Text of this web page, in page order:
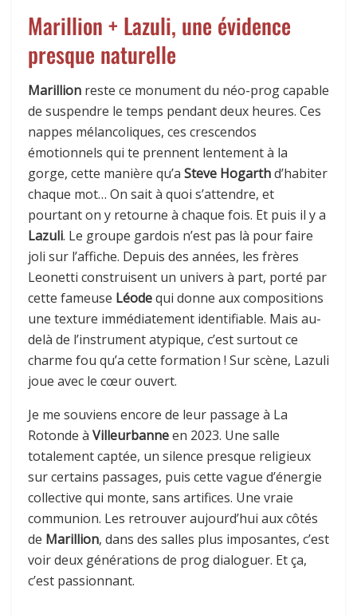
Marillion + Lazuli, une évidence
presque naturelle
Marillion reste ce monument du néo-prog capable
de suspendre le temps pendant deux heures. Ces
nappes mélancoliques, ces crescendos
émotionnels qui te prennent lentement à la
gorge, cette manière qu’a Steve Hogarthd’habiter
chaque mot… On sait à quoi s’attendre, et
pourtant on y retourne à chaque fois. Et puis il y a
Lazuli. Le groupe gardois n’est pas là pour faire
joli sur l’affiche. Depuis des années, les frères
Leonetti construisent un univers à part, porté par
cette fameuse Léodequi donne aux compositions
une texture immédiatement identifiable. Mais au-
delà de l’instrument atypique, c’est surtout ce
charme fou qu’a cette formation ! Sur scène, Lazuli
joue avec le cœur ouvert.
Je me souviens encore de leur passage à La
Rotonde à Villeurbanneen 2023. Une salle
totalement captée, un silence presque religieux
sur certains passages, puis cette vague d’énergie
collective qui monte, sans artifices. Une vraie
communion. Les retrouver aujourd’hui aux côtés
de Marillion, dans des salles plus imposantes, c’est
voir deux générations de prog dialoguer. Et ça,
c’est passionnant.